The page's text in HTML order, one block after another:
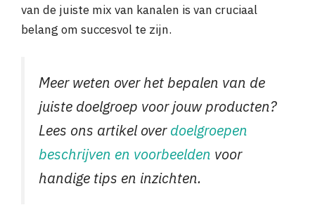
van de juiste mix van kanalen is van cruciaal
belang om succesvol te zijn.
Meer weten over het bepalen van de
juiste doelgroep voor jouw producten?
Lees ons artikel overdoelgroepen
beschrijven en voorbeelden voor
handige tips en inzichten.